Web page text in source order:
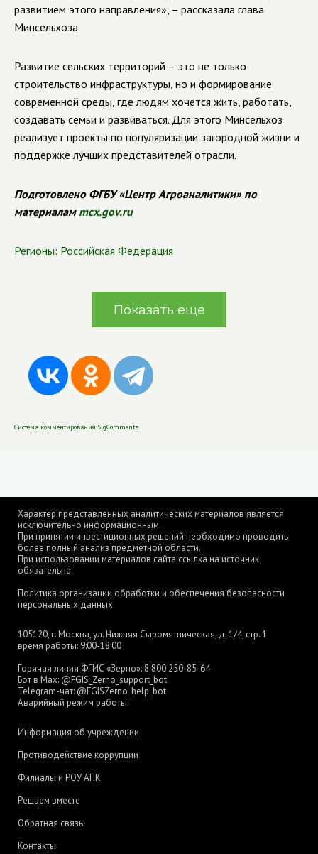
развитием этого направления», – рассказала глава
Минсельхоза.
Развитие сельских территорий – это не только
строительство инфраструктуры, но и формирование
современной среды, где людям хочется жить, работать,
создавать семьи и развиваться. Для этого Минсельхоз
реализует проекты по популяризации загородной жизни и
поддержке лучших представителей отрасли.
Подготовлено ФГБУ «Центр Агроаналитики» по
материалам mcx.gov.ru
Регионы: Российская Федерация
Показать еще
Система комментирования SigComments
Характер представленных аналитических материалов является
исключительно информационным.
При принятии инвестиционных решений необходимо проводить
более полный анализ предметной области.
При использовании материалов сайта ссылка на источник
обязательна.
Политика организации обработки и обеспечения безопасности
персональных данных
105120, г. Москва, ул. Нижняя Сыромятническая, д. 1/4, стр. 1
время работы: 9:00-18:00
Горячая линия ФГИС «Зерно»: 8 800 250-85-64
Бот в Max: @FGIS_Zerno_support_bot
Telegram-чат: @FGISZerno_help_bot
Аварийный режим работы
Информация об учреждении
Противодействие коррупции
Филиалы и РОУ АПК
Решаем вместе
Обратная связь
Контакты